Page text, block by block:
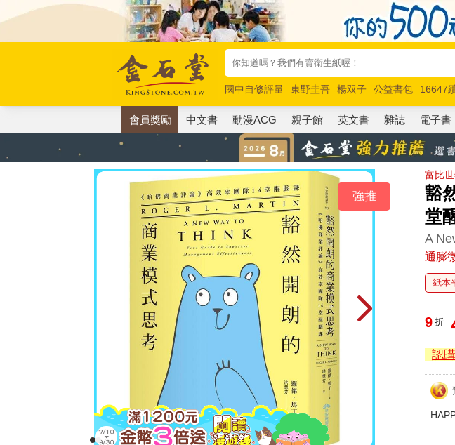
國中自修評量 東野圭吾 楊双子 公益書包 16647
唯紅花綻放
奧德賽 路邊攤新作 馬斯克 玩具總動
會員獎勵 中文書 動漫ACG 親子館 英文書 雜誌 電子書
富比
豁
堂
A
通膨
強推
紙本
9 折
認